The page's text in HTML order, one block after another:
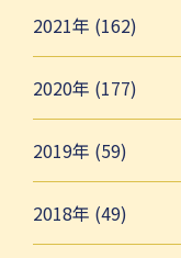
2021年 (162)
2020年 (177)
2019年 (59)
2018年 (49)